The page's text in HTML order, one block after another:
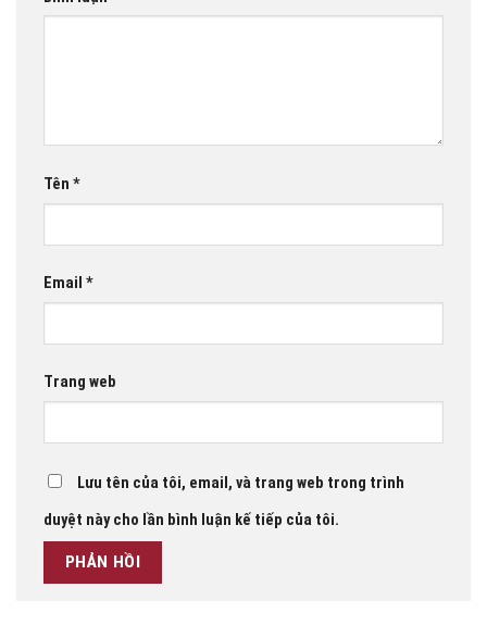
Tên *
Email *
Trang web
Lưu tên của tôi, email, và trang web trong trình
duyệt này cho lần bình luận kế tiếp của tôi.